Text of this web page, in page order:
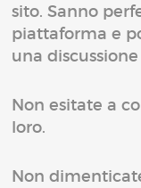
sito. Sanno
piattaforma e
una
Non esitate a
loro.
Non